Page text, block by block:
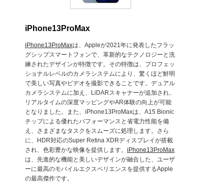
iPhone13ProMax
iPhone13ProMaxは、Appleが2021年に発表したフラッ
グシップスマートフォンで、革新的なテクノロジーと洗
練されたデザインが特徴です。その特徴は、プロフェッ
ショナルレベルのカメラシステムにより、驚くほど鮮明
で美しい写真やビデオを撮影できることです。デュアル
カメラシステムに加え、LiDARスキャナーが追加され、
リアルタイムの深度マッピングやAR体験の向上が可能
となりました。また、iPhone13ProMaxは、A15 Bionic
チップによる優れたパフォーマンスと省電力性能を備
え、さまざまなタスクをスムーズに処理します。さら
に、HDR対応のSuper Retina XDRディスプレイが搭載
され、色彩豊かな映像を提供します。 iPhone13ProMax
は、先進的な機能と美しいデザインが融合した、ユーザ
ーに最高のモバイルエクスペリエンスを提供するApple
の最高傑作です。